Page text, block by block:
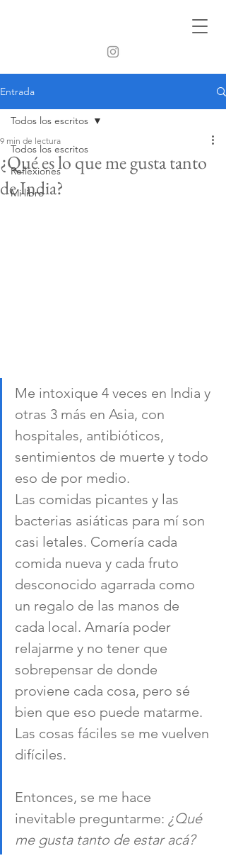
Entrada
Todos los escritos
Reflexiones
Mi libro
Todos los escritos
¿Qué es lo que me gusta tanto
de India?
9 min de lectura
Me intoxique 4 veces en India y
otras 3 más en Asia, con
hospitales, antibióticos,
sentimientos de muerte y todo
eso de por medio.
Las comidas picantes y las
bacterias asiáticas para mí son
casi letales. Comería cada
comida nueva y cada fruto
desconocido agarrada como
un regalo de las manos de
cada local. Amaría poder
relajarme y no tener que
sobrepensar de donde
proviene cada cosa, pero sé
bien que eso puede matarme.
Las cosas fáciles se me vuelven
difíciles.
Entonces, se me hace
inevitable preguntarme: ¿Qué
me gusta tanto de estar acá?